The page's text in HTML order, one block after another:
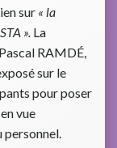
sur « la
». La
RAMDÉ,
sur le
pour poser
vue
personnel.